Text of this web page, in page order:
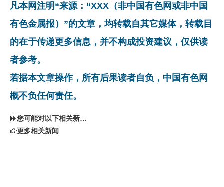
凡本网注明“来源：“XXX（非中国有色网或非中国
有色金属报）”的文章，均转载自其它媒体，转载目
的在于传递更多信息，并不构成投资建议，仅供读
者参考。
若据本文章操作，所有后果读者自负，中国有色网
概不负任何责任。
您可能对以下相关新闻同样感兴趣
更多相关新闻